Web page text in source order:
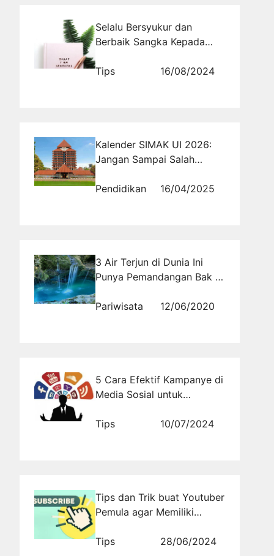
Selalu Bersyukur dan
Berbaik Sangka Kepada
Tips
16/08/2024
Kalender SIMAK UI 2026:
Jangan Sampai Salah
Pendidikan
16/04/2025
3 Air Terjun di Dunia Ini
Punya Pemandangan Bak Di
Pariwisata
12/06/2020
5 Cara Efektif Kampanye di
Media Sosial untuk
Publik
Tips 10/07/2024
Tips dan Trik buat Youtuber
Pemula agar Memiliki
Subscriber di Youtube
Tips 28/06/2024